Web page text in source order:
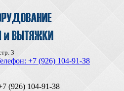
3
+7 (926) 104-91-З8
(926) 104-91-38